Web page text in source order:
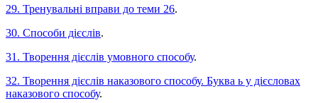
29. Тренувальні вправи до теми 26.
30. Способи дієслів.
31. Творення дієслів умовного способу.
32. Творення дієслів наказового способу. Буква ь у дієсловах
наказового способу.